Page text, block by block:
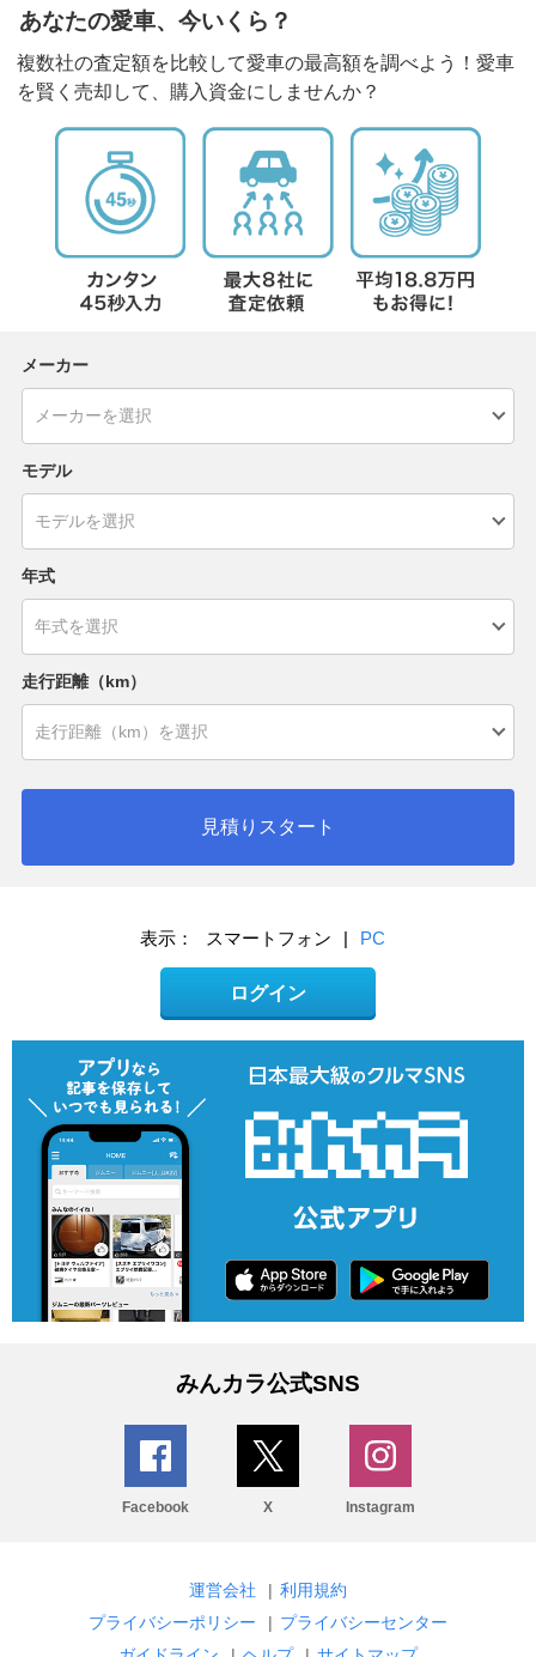
あなたの愛車、今いくら？
複数社の査定額を比較して愛車の最高額を調べよう！愛車
を賢く売却して、購入資金にしませんか？
メーカー
モデル
年式
走行距離（km）
見積りスタート
表示： スマートフォン | PC
ログイン
みんカラ公式SNS
Facebook X Instagram
運営会社 | 利用規約
プライバシーポリシー
| プライバシーセンター